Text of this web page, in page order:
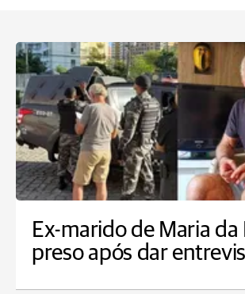
Ex-marido de Maria da
preso após dar